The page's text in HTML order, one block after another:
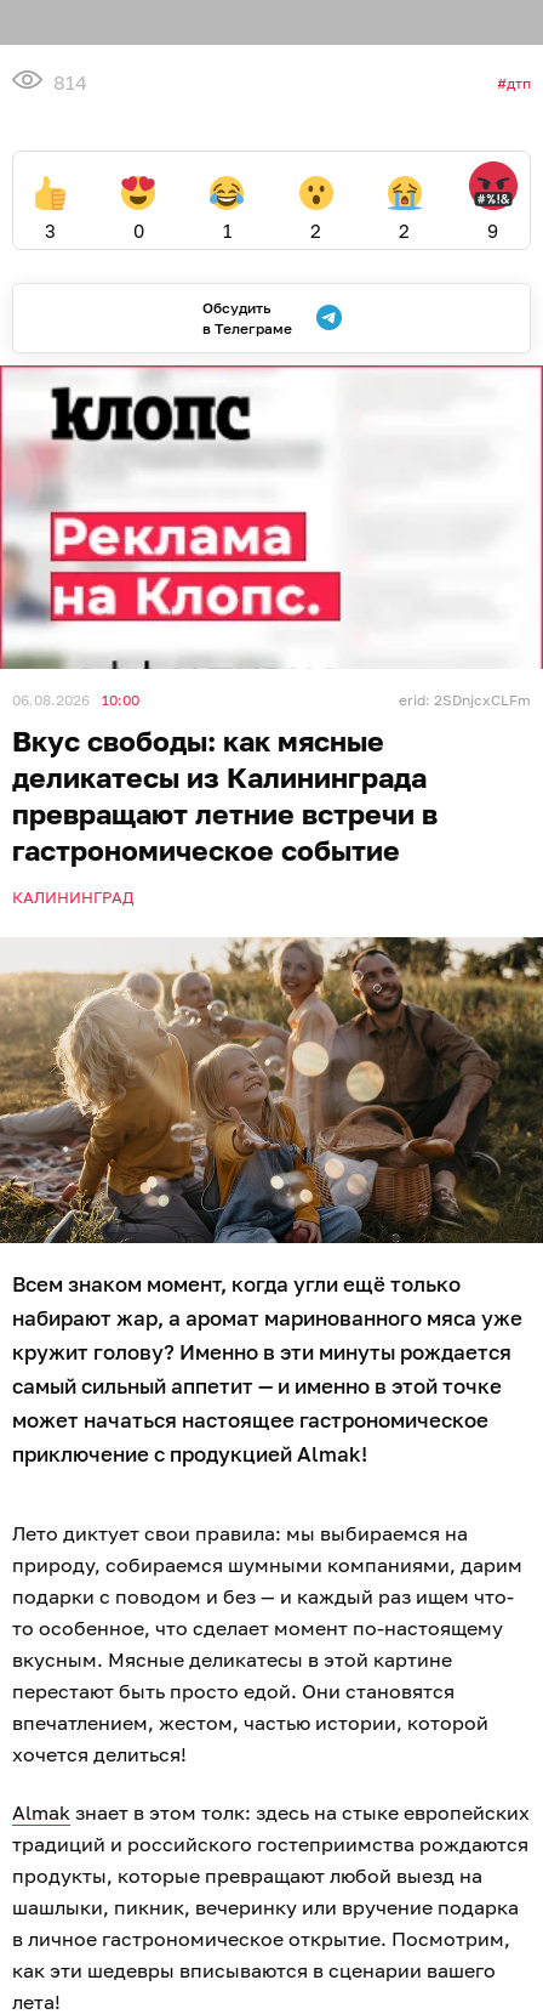
814 дтп
3 0 1 2 2 9
Обсудить
в Телеграме
06.08.2026 10:00 erid: 2SDnjcxCLFm
Вкус свободы: как мясные
деликатесы из Калининграда
превращают летние встречи в
гастрономическое событие
КАЛИНИНГРАД
Всем знаком момент, когда угли ещё только
набирают жар, а аромат маринованного мяса уже
кружит голову? Именно в эти минуты рождается
самый сильный аппетит — и именно в этой точке
может начаться настоящее гастрономическое
приключение с продукцией Almak!
Лето диктует свои правила: мы выбираемся на
природу, собираемся шумными компаниями, дарим
подарки с поводом и без — и каждый раз ищем что-
то особенное, что сделает момент по-настоящему
вкусным. Мясные деликатесы в этой картине
перестают быть просто едой. Они становятся
впечатлением, жестом, частью истории, которой
хочется делиться!
Almak знает в этом толк: здесь на стыке европейских
традиций и российского гостеприимства рождаются
продукты, которые превращают любой выезд на
шашлыки, пикник, вечеринку или вручение подарка
в личное гастрономическое открытие. Посмотрим,
как эти шедевры вписываются в сценарии вашего
лета!